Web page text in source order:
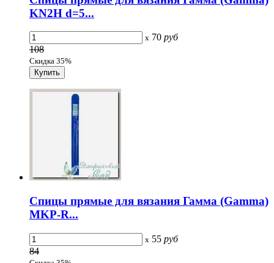
KN2H d=5...
x 70 руб
108
Скидка 35%
Спицы прямые для вязания Гамма (Gamma)
MKP-R...
x 55 руб
84